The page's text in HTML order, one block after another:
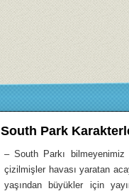
South Park
– South Parkı
çizilmişler havası yaratan
yaşından büyükler için